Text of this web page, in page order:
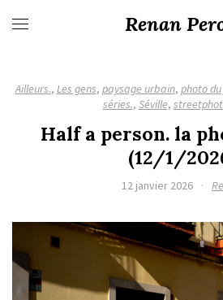
Renan
Ailleurs., Les gens, paysage urbain, photo
séries., Séville,
Half a person. la
(12/1/
12 janvier 2026 ·